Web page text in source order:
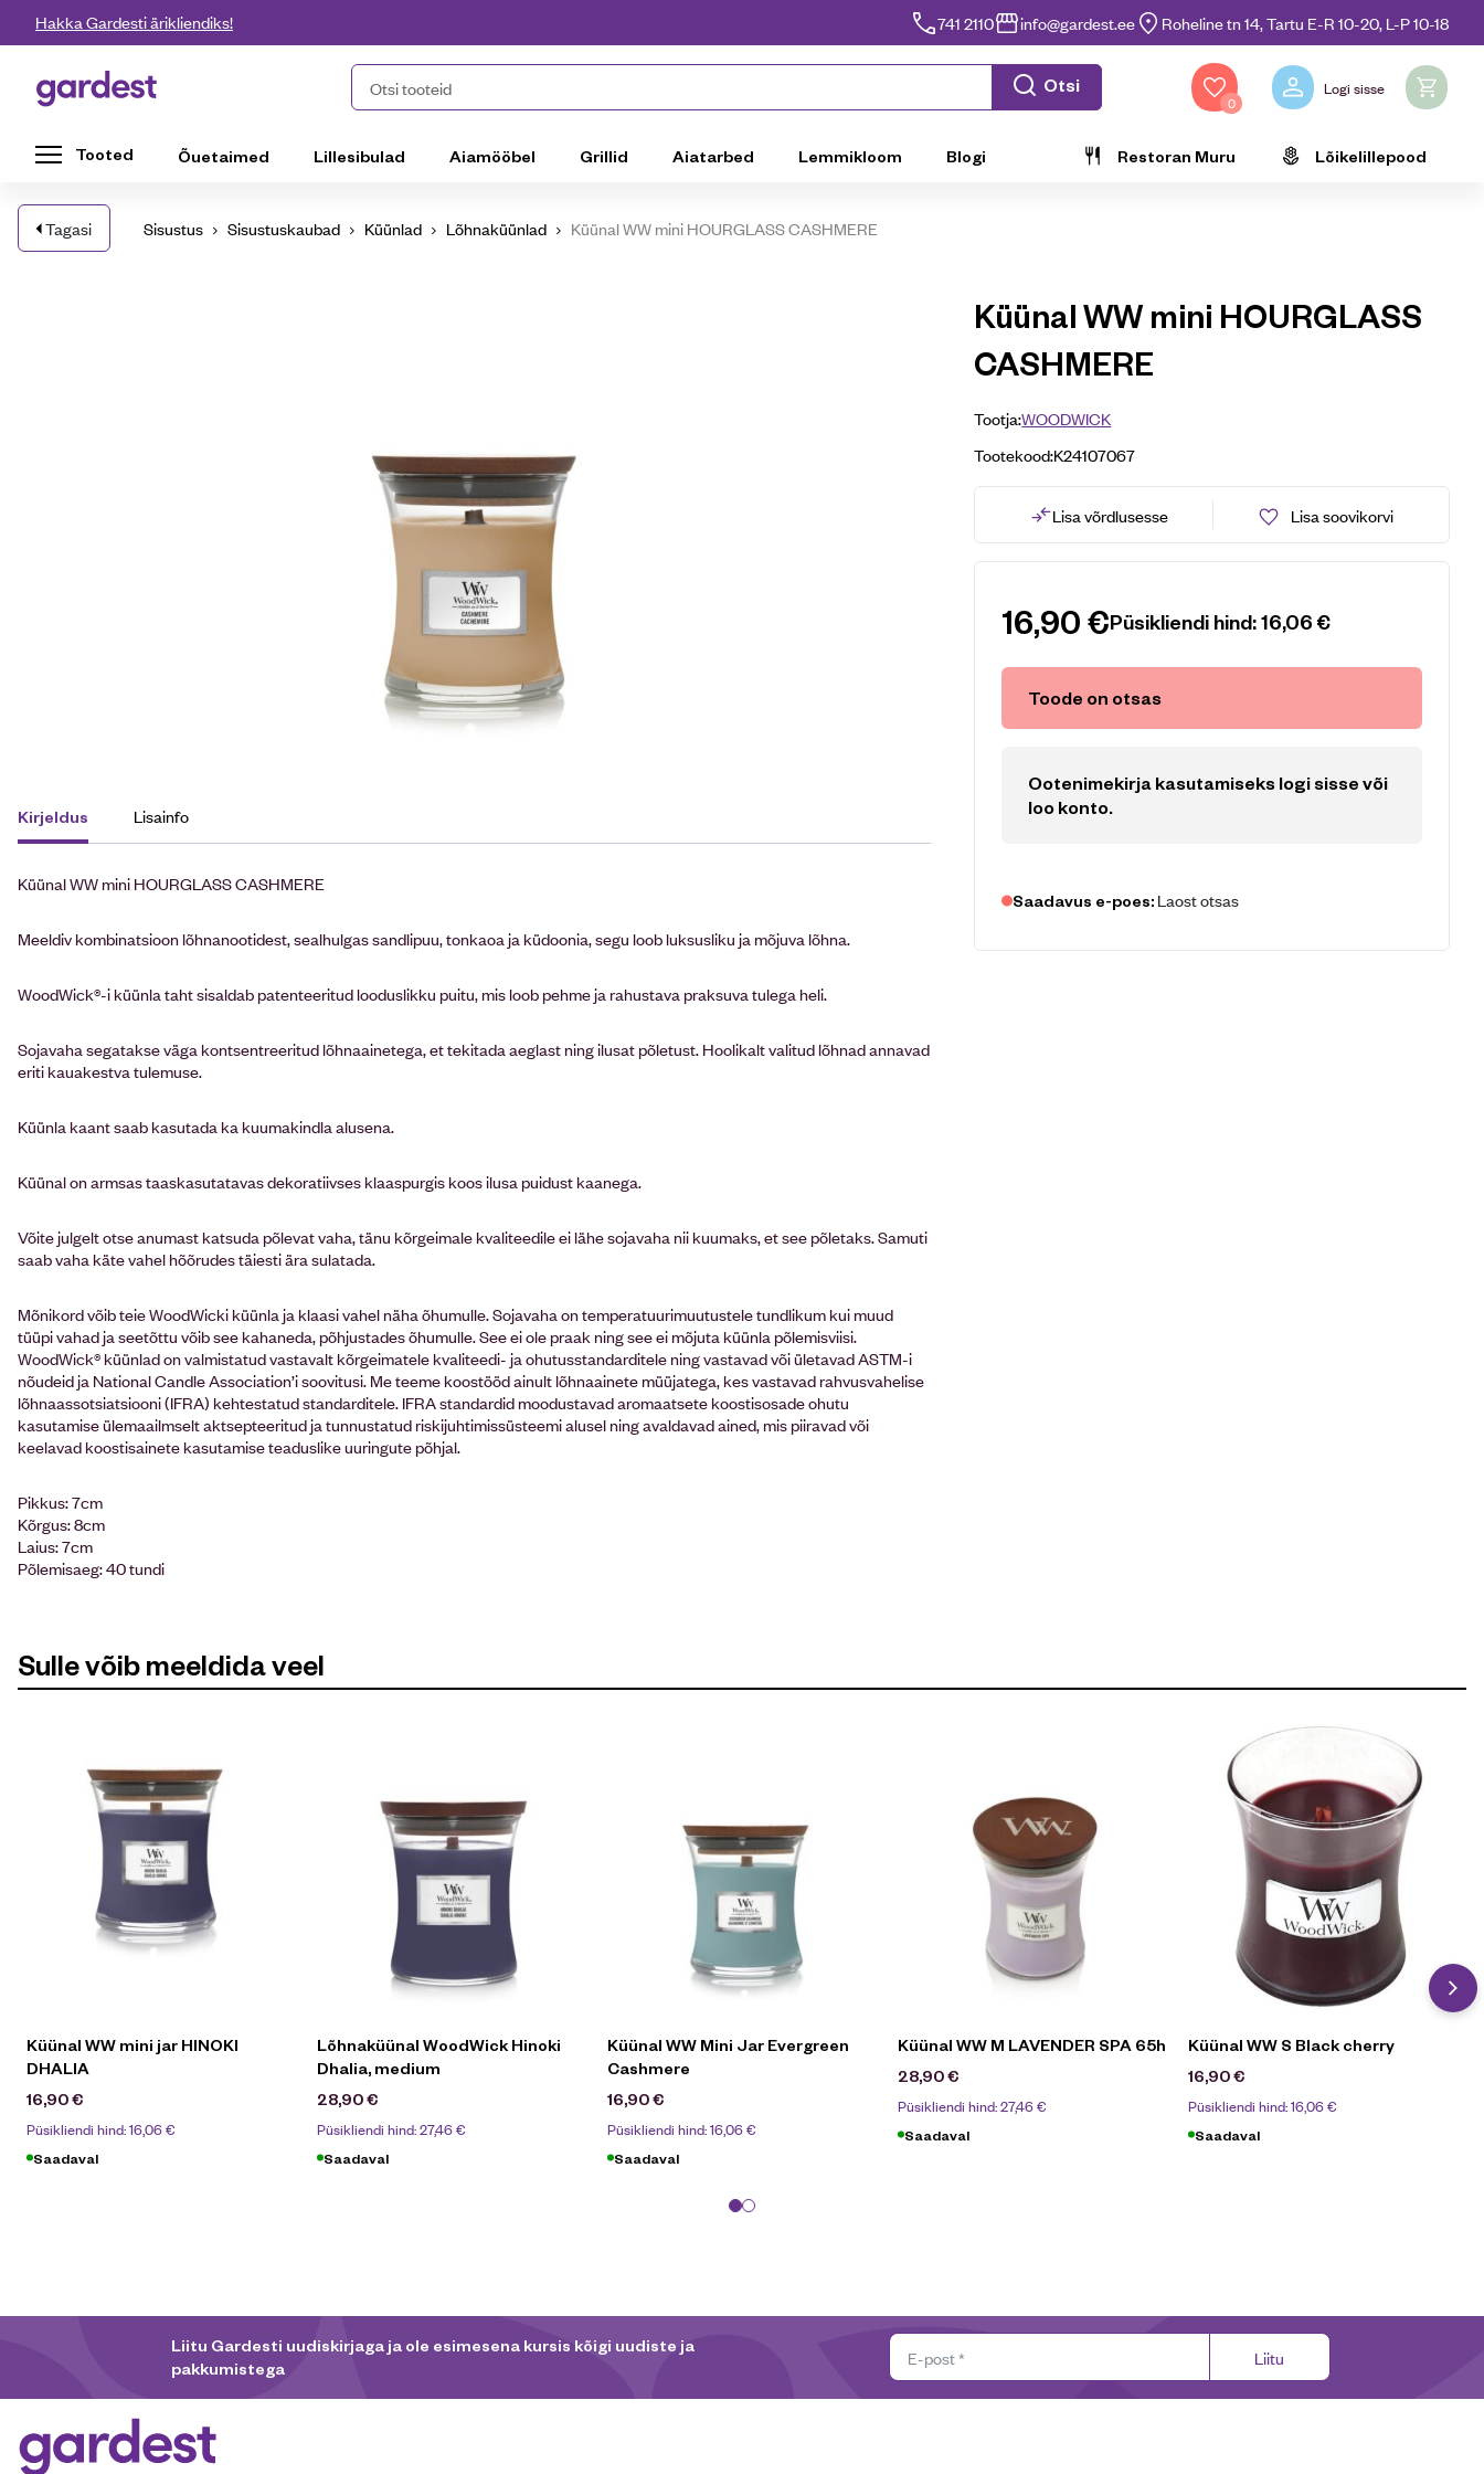
Liigu edasi põhisisu juurde
Hakka Gardesti ärikliendiks! 741 2110 info@gardest.ee Roheline tn 14, Tartu E-R 10-20, L-P 10-18
Gardest Otsi tooteid Otsi
0
Logi sisse
Tooted Õuetaimed Lillesibulad Aiamööbel Grillid Aiatarbed Lemmikloom Blogi Restoran Muru Lõikelillepood
Tagasi Sisustus Sisustuskaubad Küünlad Lõhnaküünlad Küünal WW mini HOURGLASS CASHMERE
Kirjeldus Lisainfo
Küünal WW mini HOURGLASS CASHMERE
Meeldiv kombinatsioon lõhnanootidest, sealhulgas sandlipuu, tonkaoa ja küdoonia, segu loob luksusliku ja mõjuva lõhna.
WoodWick®-i küünla taht sisaldab patenteeritud looduslikku puitu, mis loob pehme ja rahustava praksuva tulega heli.
Sojavaha segatakse väga kontsentreeritud lõhnaainetega, et tekitada aeglast ning ilusat põletust. Hoolikalt valitud lõhnad annavad
eriti kauakestva tulemuse.
Küünla kaant saab kasutada ka kuumakindla alusena.
Küünal on armsas taaskasutatavas dekoratiivses klaaspurgis koos ilusa puidust kaanega.
Võite julgelt otse anumast katsuda põlevat vaha, tänu kõrgeimale kvaliteedile ei lähe sojavaha nii kuumaks, et see põletaks. Samuti
saab vaha käte vahel hõõrudes täiesti ära sulatada.
Mõnikord võib teie WoodWicki küünla ja klaasi vahel näha õhumulle. Sojavaha on temperatuurimuutustele tundlikum kui muud
tüüpi vahad ja seetõttu võib see kahaneda, põhjustades õhumulle. See ei ole praak ning see ei mõjuta küünla põlemisviisi.
WoodWick® küünlad on valmistatud vastavalt kõrgeimatele kvaliteedi- ja ohutusstandarditele ning vastavad või ületavad ASTM-i
nõudeid ja National Candle Association’i soovitusi. Me teeme koostööd ainult lõhnaainete müüjatega, kes vastavad rahvusvahelise
lõhnaassotsiatsiooni (IFRA) kehtestatud standarditele. IFRA standardid moodustavad aromaatsete koostisosade ohutu
kasutamise ülemaailmselt aktsepteeritud ja tunnustatud riskijuhtimissüsteemi alusel ning avaldavad ained, mis piiravad või
keelavad koostisainete kasutamise teaduslike uuringute põhjal.
Pikkus: 7cm
Kõrgus: 8cm
Laius: 7cm
Põlemisaeg: 40 tundi
Küünal WW mini HOURGLASS
CASHMERE
Tootja:WOODWICK
Tootekood:K24107067
Lisa võrdlusesse Lisa soovikorvi
16,90€Püsikliendi hind:16,06€
Toode on otsas
Ootenimekirja kasutamiseks logi sisse või
loo konto.
Saadavus e-poes: Laost otsas
Sulle võib meeldida veel
Küünal WW mini jar HINOKI
DHALIA
16,90€
Püsikliendi hind:16,06€
Saadaval
Lõhnaküünal WoodWick Hinoki
Dhalia, medium
28,90€
Püsikliendi hind:27,46€
Saadaval
Küünal WW Mini Jar Evergreen
Cashmere
16,90€
Püsikliendi hind:16,06€
Saadaval
Küünal WW M LAVENDER SPA 65h
28,90€
Püsikliendi hind:27,46€
Saadaval
Küünal WW S Black cherry
16,90€
Püsikliendi hind:16,06€
Saadaval
Liitu Gardesti uudiskirjaga ja ole esimesena kursis kõigi uudiste ja
pakkumistega
Liitu